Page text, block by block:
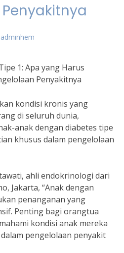
adminhem
1: Apa yang Harus
Penyakitnya
kondisi kronis yang
di seluruh dunia,
anak dengan diabetes tipe
khusus dalam pengelolaan
ahli endokrinologi dari
Jakarta, “Anak dengan
penanganan yang
Penting bagi orangtua
kondisi anak mereka
pengelolaan penyakit